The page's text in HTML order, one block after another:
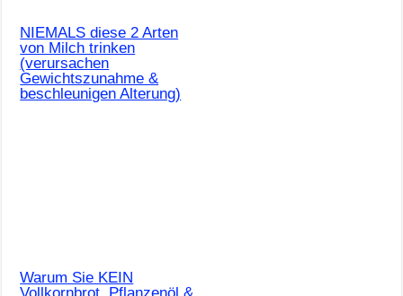
NIEMALS diese 2 Arten
von Milch trinken
(verursachen
Gewichtszunahme &
beschleunigen Alterung)
Warum Sie KEIN
Vollkornbrot, Pflanzenöl &